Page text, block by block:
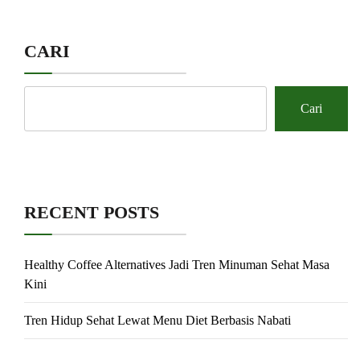
CARI
Cari
RECENT POSTS
Healthy Coffee Alternatives Jadi Tren Minuman Sehat Masa
Kini
Tren Hidup Sehat Lewat Menu Diet Berbasis Nabati